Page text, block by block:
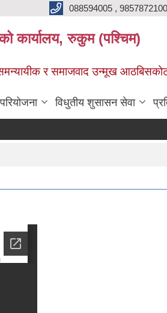
088594005 , 9857872100
कार्यालय, रुकुम (पश्चिम)
र समाजवाद उन्मूख
विधुतीय शुसासन सेवा